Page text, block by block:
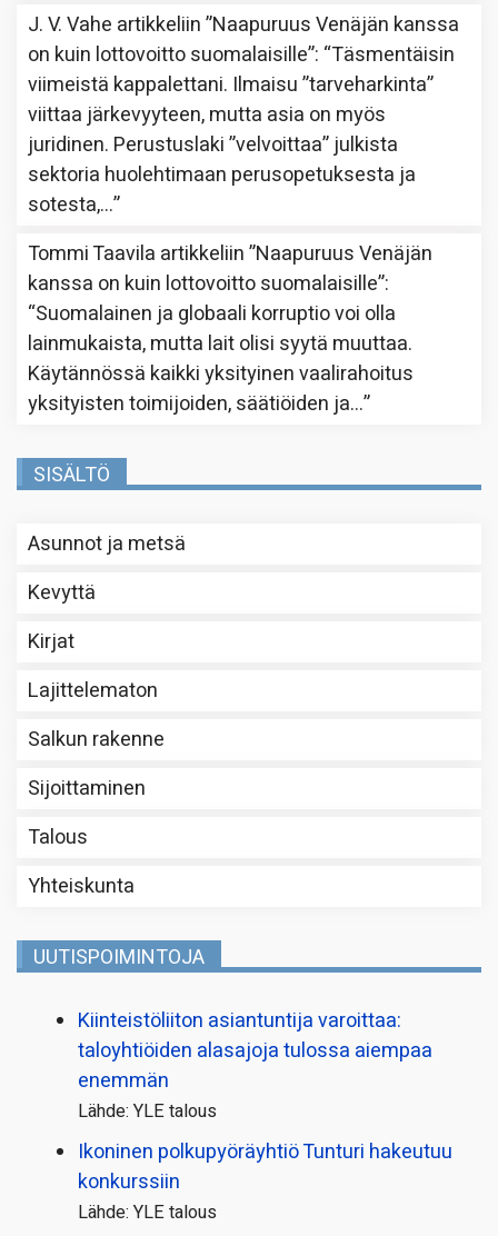
J. V. Vahe artikkeliin”Naapuruus Venäjän kanssa
on kuin lottovoitto suomalaisille”: “Täsmentäisin
viimeistä kappalettani. Ilmaisu ”tarveharkinta”
viittaa järkevyyteen, mutta asia on myös
juridinen. Perustuslaki ”velvoittaa” julkista
sektoria huolehtimaan perusopetuksesta ja
sotesta,…”
Tommi Taavila artikkeliin”Naapuruus Venäjän
kanssa on kuin lottovoitto suomalaisille”:
“Suomalainen ja globaali korruptio voi olla
lainmukaista, mutta lait olisi syytä muuttaa.
Käytännössä kaikki yksityinen vaalirahoitus
yksityisten toimijoiden, säätiöiden ja…”
SISÄLTÖ
Asunnot ja metsä
Kevyttä
Kirjat
Lajittelematon
Salkun rakenne
Sijoittaminen
Talous
Yhteiskunta
UUTISPOIMINTOJA
Kiinteistö­liiton asiantuntija varoittaa:
taloyhtiöiden alasajoja tulossa aiempaa
enemmän
Lähde: YLE talous
Ikoninen polkupyörä­yhtiö Tunturi hakeutuu
konkurssiin
Lähde: YLE talous